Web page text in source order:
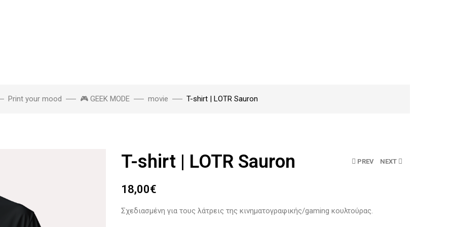
Print your mood 🎮 GEEK MODE movie T-shirt | LOTR Sauron
PREV NEXT
T-shirt | LOTR Sauron
18,00€
Σχεδιασμένη για τους λάτρεις της κινηματογραφικής/gaming κουλτούρας.